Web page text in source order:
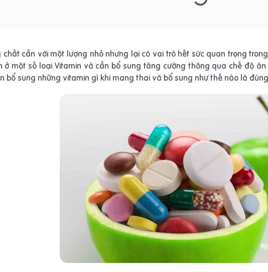
chất cần với một lượng nhỏ nhưng lại có vai trò hết sức quan trọng
ở một số loại Vitamin và cần bổ sung tăng cường thông qua chế độ
bổ sung những vitamin gì khi mang thai và bổ sung như thế nào là